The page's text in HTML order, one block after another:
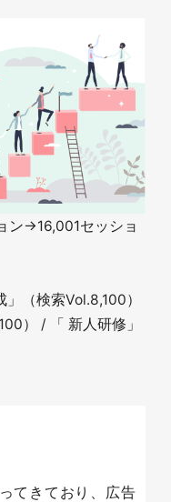
ン→16,001セッショ
（検索Vol.8,100）
） / 「 新人研修」
てきており、広告